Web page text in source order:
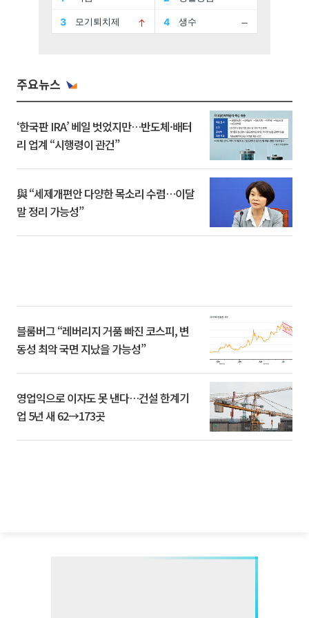
주요뉴스
‘한국판 IRA’ 베일 벗었지만…반도체·배터
리 업계 “시행령이 관건”
與 “세제개편안 다양한 목소리 수렴…이달
말 정리 가능성”
블룸버그 “레버리지 거품 빠진 코스피, 변
동성 최악 국면 지났을 가능성”
영업익으로 이자도 못 낸다…건설 한계기
업 5년 새 62→173곳